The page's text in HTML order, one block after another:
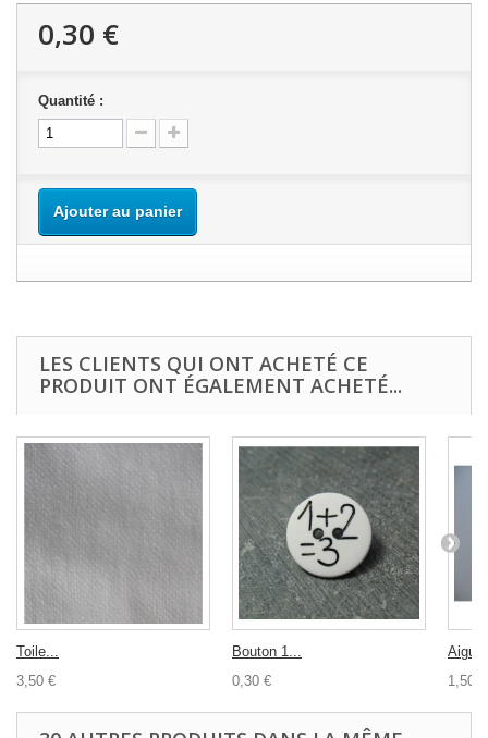
0,30 €
Quantité :
Ajouter au panier
LES CLIENTS QUI ONT ACHETÉ CE
PRODUIT ONT ÉGALEMENT ACHETÉ...
Toile...
3,50 €
Bouton 1...
0,30 €
1,50 €